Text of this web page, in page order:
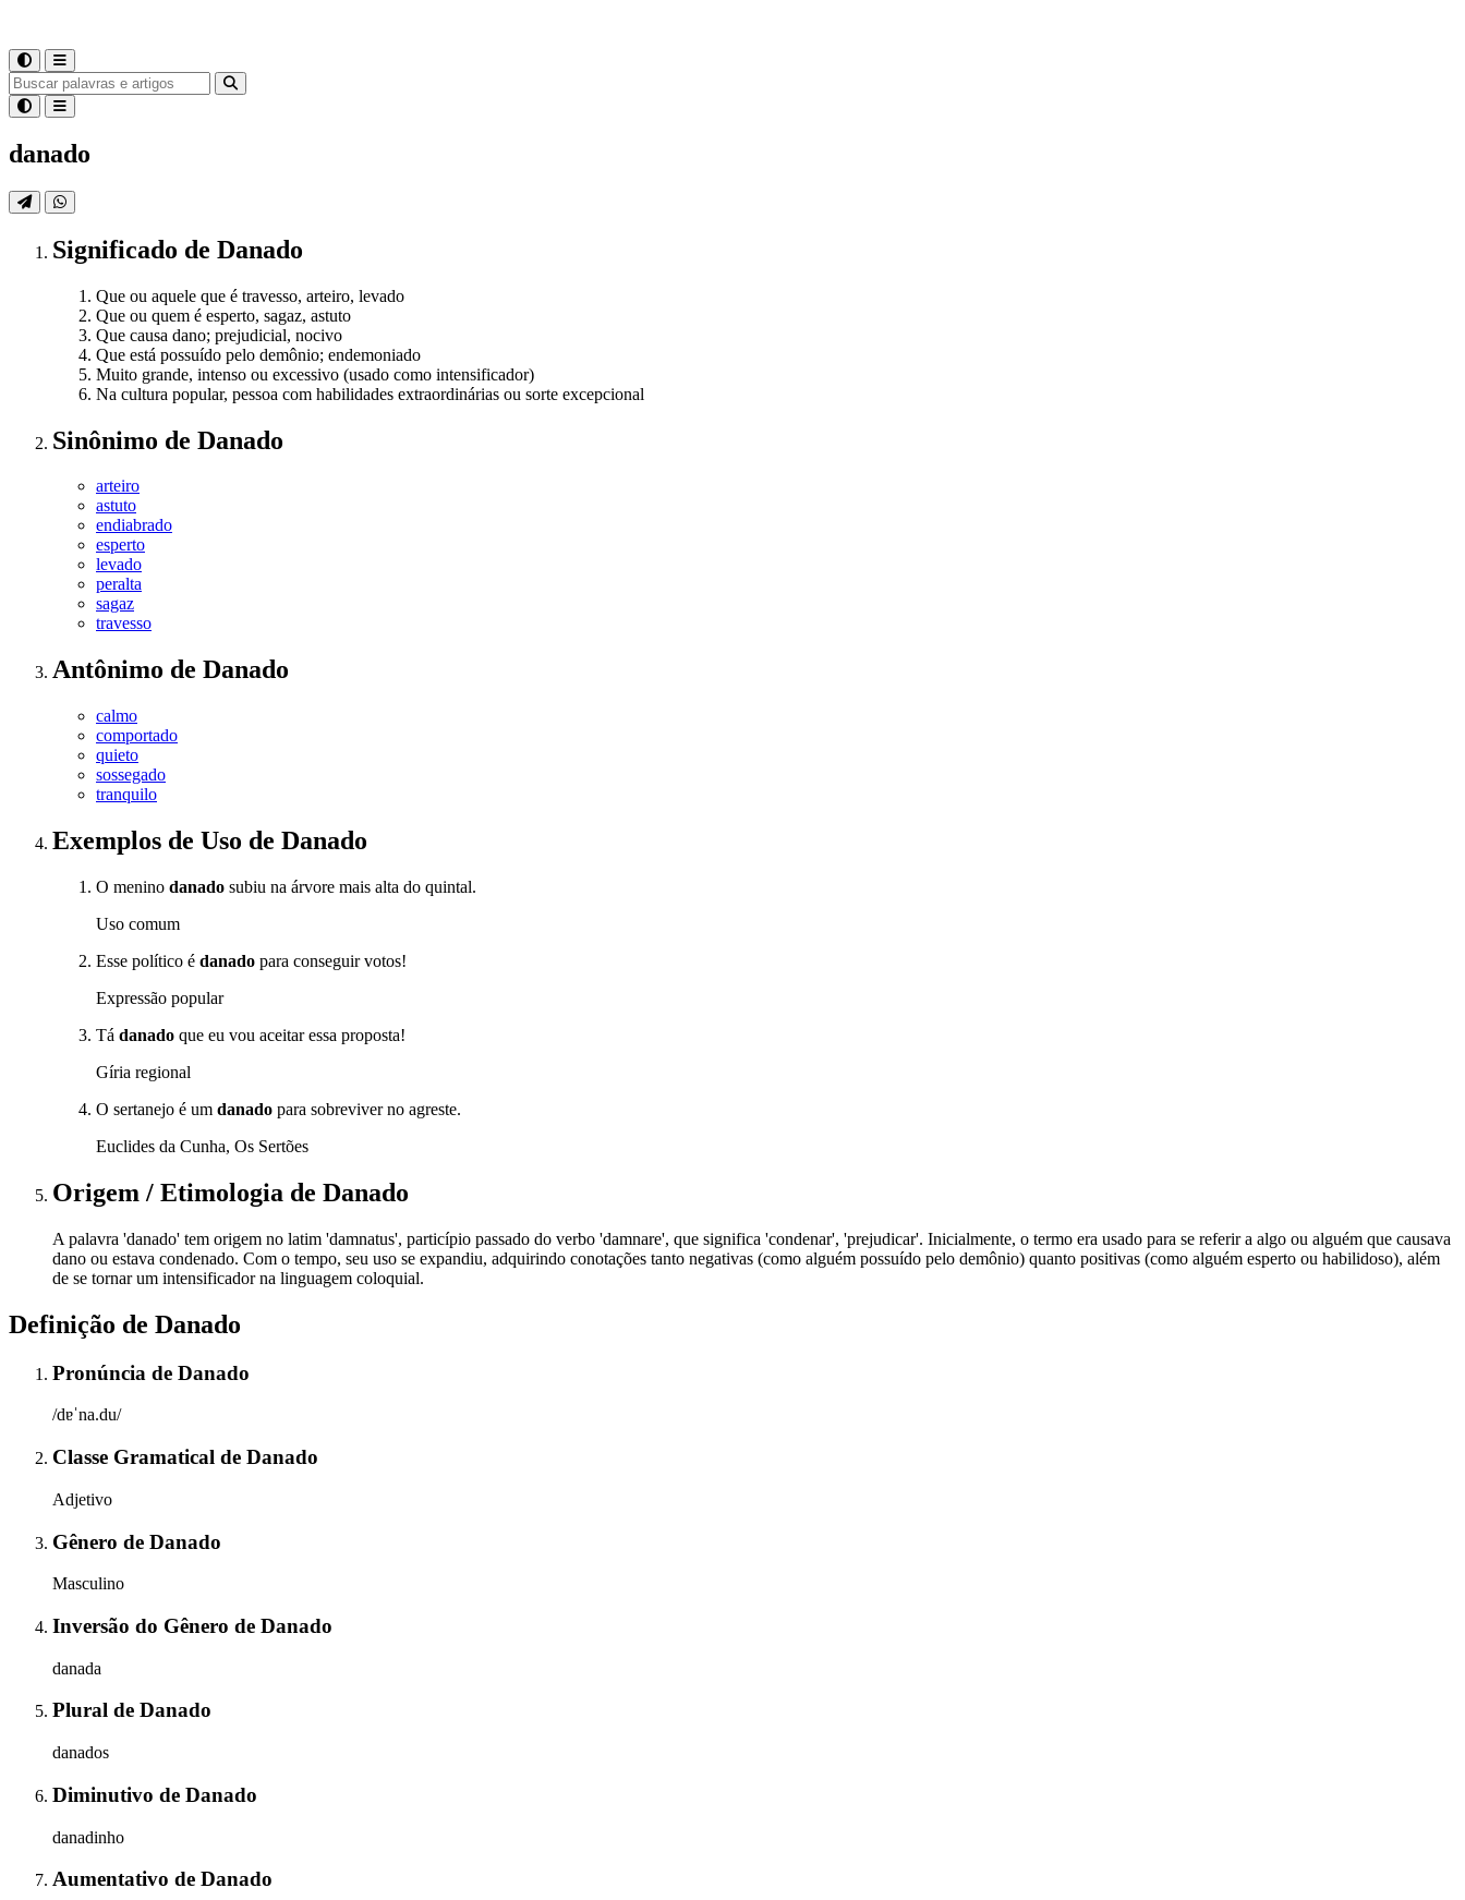
danado
Significado de Danado
Que ou aquele que é travesso, arteiro, levado
Que ou quem é esperto, sagaz, astuto
Que causa dano; prejudicial, nocivo
Que está possuído pelo demônio; endemoniado
Muito grande, intenso ou excessivo (usado como intensificador)
Na cultura popular, pessoa com habilidades extraordinárias ou sorte excepcional
Sinônimo de Danado
arteiro
astuto
endiabrado
esperto
levado
peralta
sagaz
travesso
Antônimo de Danado
calmo
comportado
quieto
sossegado
tranquilo
Exemplos de Uso de Danado
O menino danado subiu na árvore mais alta do quintal.
Uso comum
Esse político é danado para conseguir votos!
Expressão popular
Tá danado que eu vou aceitar essa proposta!
Gíria regional
O sertanejo é um danado para sobreviver no agreste.
Euclides da Cunha, Os Sertões
Origem / Etimologia de Danado
A palavra 'danado' tem origem no latim 'damnatus', particípio passado do verbo 'damnare', que significa 'condenar', 'prejudicar'. Inicialmente, o termo era usado para se referir a algo ou alguém que causava
dano ou estava condenado. Com o tempo, seu uso se expandiu, adquirindo conotações tanto negativas (como alguém possuído pelo demônio) quanto positivas (como alguém esperto ou habilidoso), além
de se tornar um intensificador na linguagem coloquial.
Definição de Danado
Pronúncia de Danado
/dɐˈna.du/
Classe Gramatical de Danado
Adjetivo
Gênero de Danado
Masculino
Inversão do Gênero de Danado
danada
Plural de Danado
danados
Diminutivo de Danado
danadinho
Aumentativo de Danado